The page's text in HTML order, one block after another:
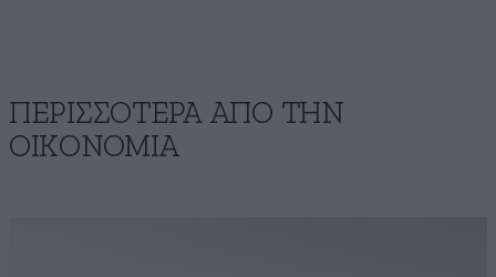
ΠΕΡΙΣΣΟΤΕΡΑ ΑΠΟ ΤΗΝ
ΟΙΚΟΝΟΜΙΑ